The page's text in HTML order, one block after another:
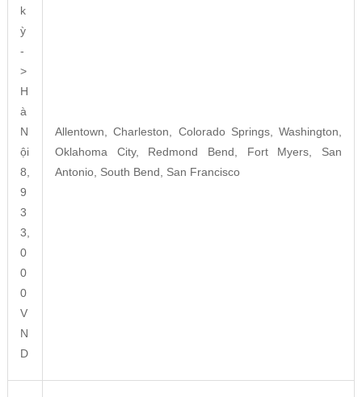
k
ỳ
-
>
H
à
N
ội
8,
9
3
3,
0
0
0
V
N
D
Allentown, Charleston, Colorado Springs, Washington,
Oklahoma City, Redmond Bend, Fort Myers, San
Antonio, South Bend, San Francisco